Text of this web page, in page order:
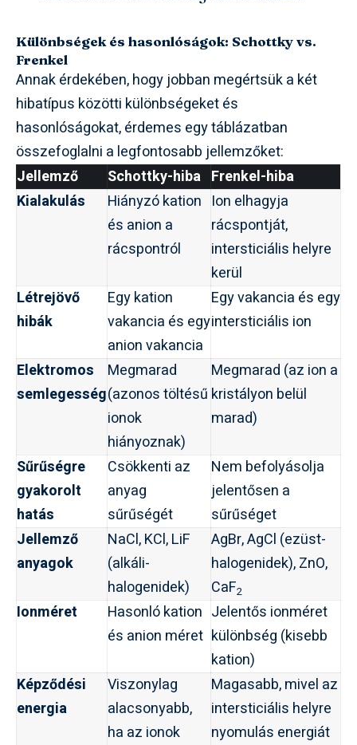
Különbségek és hasonlóságok: Schottky vs.
Frenkel
Annak érdekében, hogy jobban megértsük a két
hibatípus közötti különbségeket és
hasonlóságokat, érdemes egy táblázatban
összefoglalni a legfontosabb jellemzőket:
Jellemző
Schottky-hiba Frenkel-hiba
Kialakulás
Hiányzó kation
és anion a
rácspontról
Ion elhagyja
rácspontját,
intersticiális helyre
kerül
Létrejövő
hibák
Egy kation
vakancia és egy
anion vakancia
Egy vakancia és egy
intersticiális ion
Elektromos
semlegesség
Megmarad
(azonos töltésű
ionok
hiányoznak)
Megmarad (az ion a
kristályon belül
marad)
Sűrűségre
gyakorolt
hatás
Csökkenti az
anyag
sűrűségét
Nem befolyásolja
jelentősen a
sűrűséget
Jellemző
anyagok
NaCl, KCl, LiF
(alkáli-
halogenidek)
AgBr, AgCl (ezüst-
halogenidek), ZnO,
CaF2
Ionméret
Hasonló kation
és anion méret
Jelentős ionméret
különbség (kisebb
kation)
Képződési
energia
Viszonylag
alacsonyabb,
ha az ionok
Magasabb, mivel az
intersticiális helyre
nyomulás energiát